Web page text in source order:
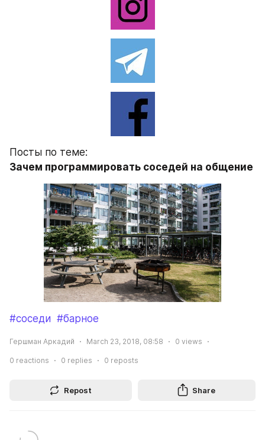
Посты по теме:
Зачем программировать соседей на общение
#соседи #барное
Гершман Аркадий March 23, 2018, 08:58 0 views
0 reactions 0 replies 0 reposts
Repost Share